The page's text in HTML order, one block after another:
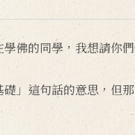
佛的同學，我想請你們
」這句話的意思，但